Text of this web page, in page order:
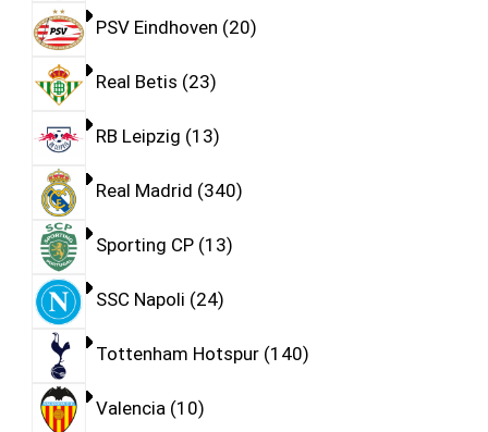
PSV Eindhoven 20
Real Betis 23
RB Leipzig 13
Real Madrid 340
Sporting CP 13
SSC Napoli 24
Tottenham Hotspur 140
Valencia 10